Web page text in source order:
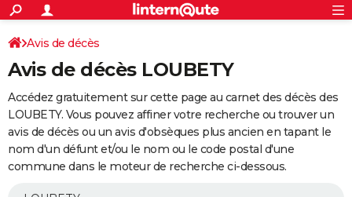
ACTUALITÉS
Politique
Société
Faits Divers
Education
Monde
Villes
+
SPORT
Coupe du monde 2026
Football
Tennis
Cyclisme
Rugby
Forum
Programme TV
TNTStreaming
Cinéma
Sorties cinéma
Musique
+
FINANCE
Retraite
Epargne
Immobilier
Risques naturels par ville
Banque
Assurance
AUTO
Essais
Réserver un essai
Citadines
Berlines
SUV
Forum auto
+
Avis de décès
Avis de décès LOUBETY
Accédez gratuitement sur cette page au carnet des décès des
LOUBETY. Vous pouvez affiner votre recherche ou trouver un
avis de décès ou un avis d'obsèques plus ancien en tapant le
nom d'un défunt et/ou le nom ou le code postal d'une
commune dans le moteur de recherche ci-dessous.